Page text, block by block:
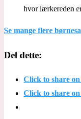
hvor lærkereden
Se mange flere
Del dette:
Click to share
Click to share